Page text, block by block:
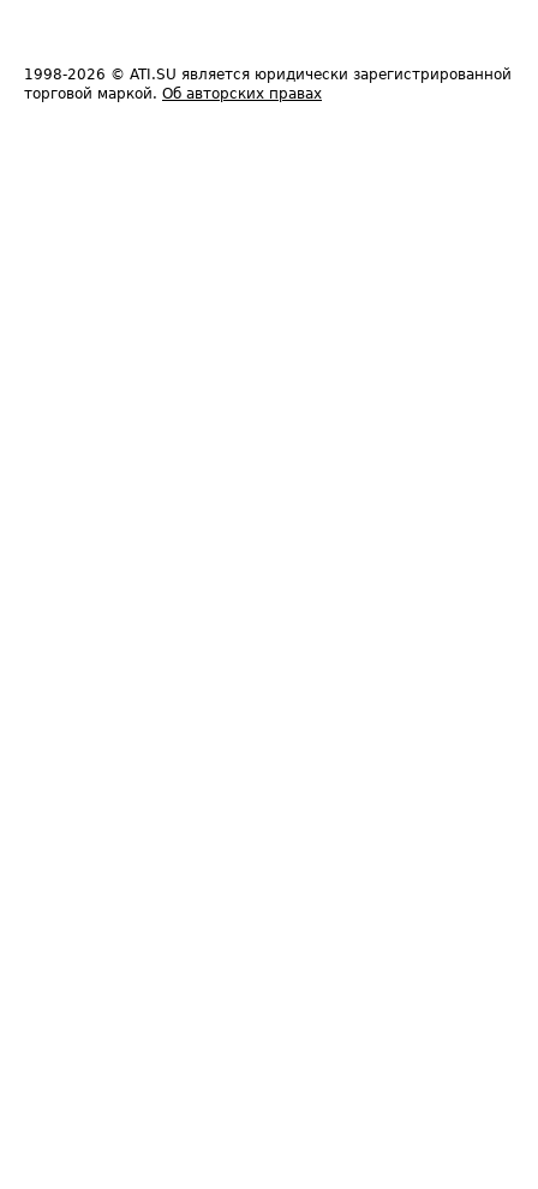
1998-2026 © ATI.SU является юридически зарегистрированной
торговой маркой. Об авторских правах